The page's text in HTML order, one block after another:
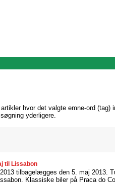
hvor det valgte emne-ord (tag)
yderligere.
til Lissabon
tilbagelægges den 5. maj 2013.
Klassiske biler på Praca do